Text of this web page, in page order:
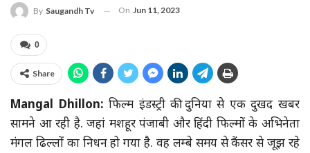
By Saugandh Tv On Jun 11, 2023
0
Share
Mangal Dhillon: फिल्म इंडस्ट्री की दुनिया से एक दुखद खबर
सामने आ रही है. जहां मशहूर पंजाबी और हिंदी फिल्मों के अभिनेता
मंगल ढिल्लों का निधन हो गया है. वह लम्बे समय से कैंसर से जूझ रहे